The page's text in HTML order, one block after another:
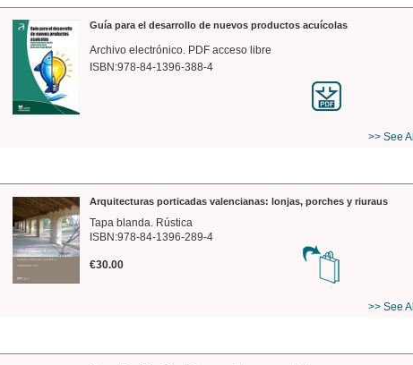
Guía para el desarrollo de nuevos productos acuícolas
Archivo electrónico. PDF acceso libre
ISBN:978-84-1396-388-4
>> See All
Arquitecturas porticadas valencianas: lonjas, porches y riuraus
Tapa blanda. Rústica
ISBN:978-84-1396-289-4
€30.00
>> See All